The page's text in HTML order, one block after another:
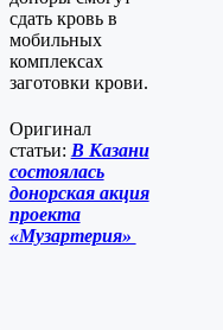
сдать кровь в
мобильных
комплексах
заготовки крови.
Оригинал
статьи: В Казани
состоялась
донорская акция
проекта
«Музартерия»